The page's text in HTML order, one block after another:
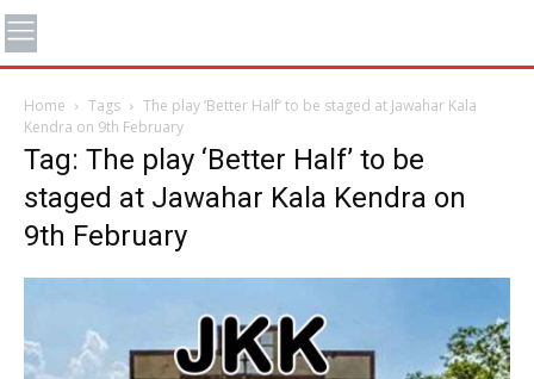
Home Tags
The play ‘Better Half’ to be staged at Jawahar Kala
Kendra on 9th February
Tag: The play ‘Better Half’ to be
staged at Jawahar Kala Kendra on
9th February